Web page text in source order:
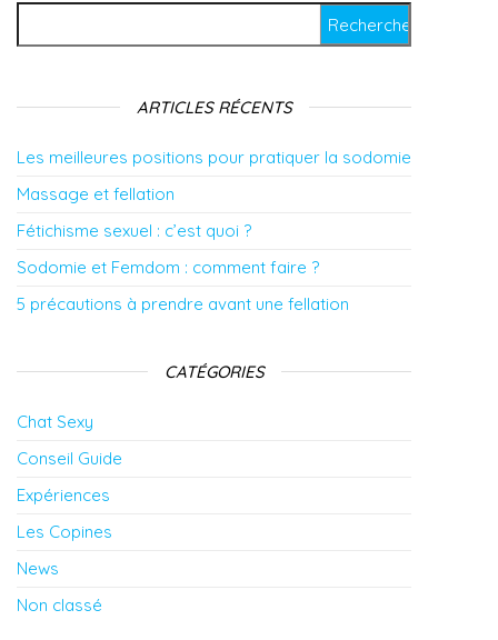
ARTICLES RÉCENTS
Les meilleures positions pour pratiquer la sodomie
Massage et fellation
Fétichisme sexuel : c’est quoi ?
Sodomie et Femdom : comment faire ?
5 précautions à prendre avant une fellation
CATÉGORIES
Chat Sexy
Conseil Guide
Expériences
Les Copines
News
Non classé